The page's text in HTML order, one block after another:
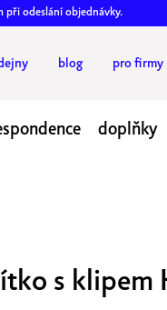
při odeslání objednávky.
blog pro firmy
doplňky
s klipem